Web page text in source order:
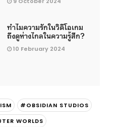
ทำไมความรักในวิดีโอเกม
ถึงดูห่างไกลในความรู้สึก?
10 February 2024
#OBSIDIAN STUDIOS
WORLDS